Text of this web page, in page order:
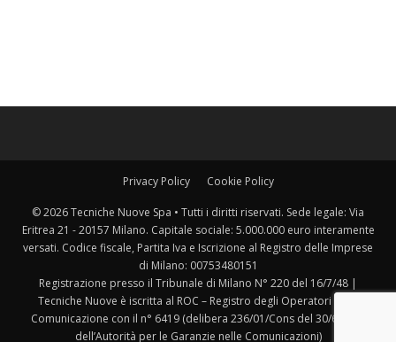
Privacy Policy Cookie Policy
© 2026 Tecniche Nuove Spa • Tutti i diritti riservati. Sede legale: Via
Eritrea 21 - 20157 Milano. Capitale sociale: 5.000.000 euro interamente
versati. Codice fiscale, Partita Iva e Iscrizione al Registro delle Imprese
di Milano: 00753480151
Registrazione presso il Tribunale di Milano N° 220 del 16/7/48 |
Tecniche Nuove è iscritta al ROC – Registro degli Operatori della
Comunicazione con il n° 6419 (delibera 236/01/Cons del 30/6/2001
dell’Autorità per le Garanzie nelle Comunicazioni)